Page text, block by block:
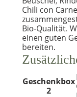
Chili con
Bio-Qualität.
einen guten
bereiten.
Geschenkbox
2